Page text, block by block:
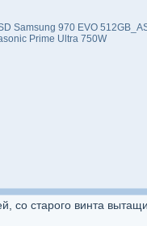
Samsung 970 EVO
Prime Ultra 750W
со старого винта